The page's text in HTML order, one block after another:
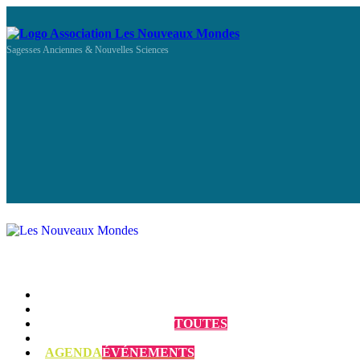
Sagesses Anciennes & Nouvelles Sciences
TOUTES
AGENDAÉVÉNEMENTS